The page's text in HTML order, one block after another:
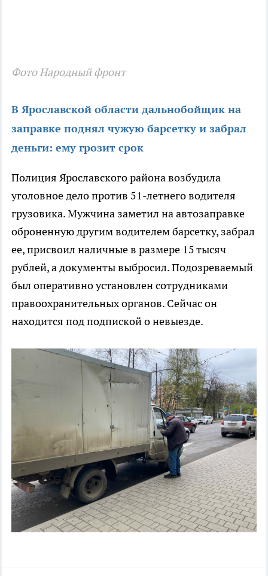
Фото Народный фронт
В Ярославской области дальнобойщик на
заправке поднял чужую барсетку и забрал
деньги: ему грозит срок
Полиция Ярославского района возбудила
уголовное дело против 51-летнего водителя
грузовика. Мужчина заметил на автозаправке
оброненную другим водителем барсетку, забрал
ее, присвоил наличные в размере 15 тысяч
рублей, а документы выбросил. Подозреваемый
был оперативно установлен сотрудниками
правоохранительных органов. Сейчас он
находится под подпиской о невыезде.